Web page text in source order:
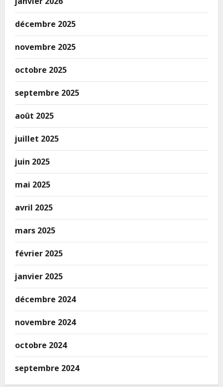
décembre 2025
novembre 2025
octobre 2025
septembre 2025
août 2025
juillet 2025
juin 2025
mai 2025
avril 2025
mars 2025
février 2025
janvier 2025
décembre 2024
novembre 2024
octobre 2024
septembre 2024